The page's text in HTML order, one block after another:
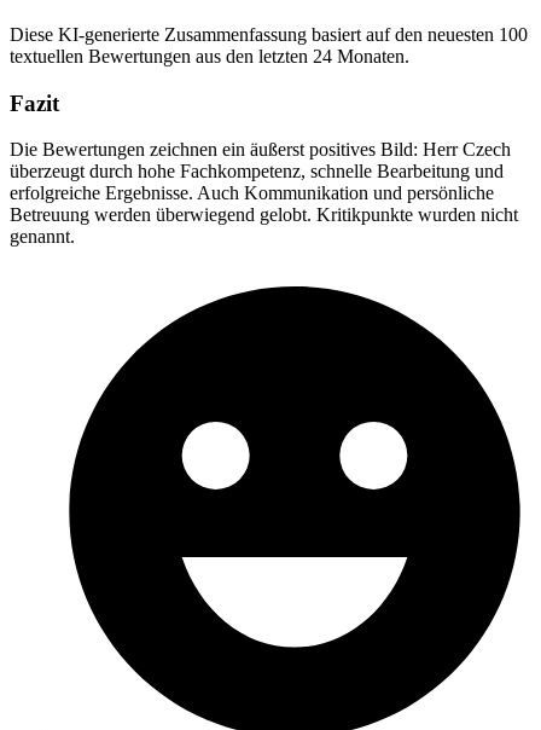
Diese KI-generierte Zusammenfassung basiert auf den neuesten 100
textuellen Bewertungen aus den letzten 24 Monaten.
Fazit
Die Bewertungen zeichnen ein äußerst positives Bild: Herr Czech
überzeugt durch hohe Fachkompetenz, schnelle Bearbeitung und
erfolgreiche Ergebnisse. Auch Kommunikation und persönliche
Betreuung werden überwiegend gelobt. Kritikpunkte wurden nicht
genannt.